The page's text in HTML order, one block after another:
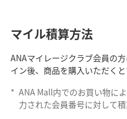
マイル積算方法
ANAマイレージクラブ会員の
イン後、商品を購入いただくと
* ANA Mall内でのお買い物に
力された会員番号に対して積